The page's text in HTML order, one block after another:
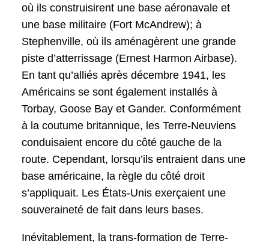
où ils construisirent une base aéronavale et
une base militaire (Fort McAndrew); à
Stephenville, où ils aménagèrent une grande
piste d’atterrissage (Ernest Harmon Airbase).
En tant qu’alliés après décembre 1941, les
Américains se sont également installés à
Torbay, Goose Bay et Gander. Conformément
à la coutume britannique, les Terre-Neuviens
conduisaient encore du côté gauche de la
route. Cependant, lorsqu’ils entraient dans une
base américaine, la règle du côté droit
s’appliquait. Les États-Unis exerçaient une
souveraineté de fait dans leurs bases.
Inévitablement, la trans-formation de Terre-